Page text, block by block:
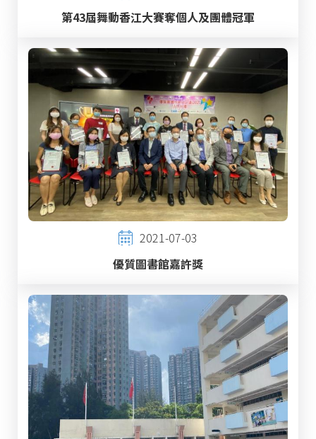
第43屆舞動香江大賽奪個人及團體冠軍
2021-07-03
優質圖書館嘉許獎